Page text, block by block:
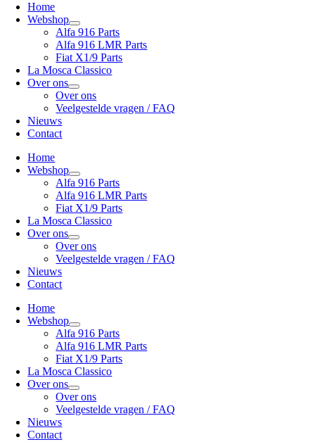
Home
Webshop
Alfa 916 Parts
Alfa 916 LMR Parts
Fiat X1/9 Parts
La Mosca Classico
Over ons
Over ons
Veelgestelde vragen / FAQ
Nieuws
Contact
Home
Webshop
Alfa 916 Parts
Alfa 916 LMR Parts
Fiat X1/9 Parts
La Mosca Classico
Over ons
Over ons
Veelgestelde vragen / FAQ
Nieuws
Contact
Home
Webshop
Alfa 916 Parts
Alfa 916 LMR Parts
Fiat X1/9 Parts
La Mosca Classico
Over ons
Over ons
Veelgestelde vragen / FAQ
Nieuws
Contact